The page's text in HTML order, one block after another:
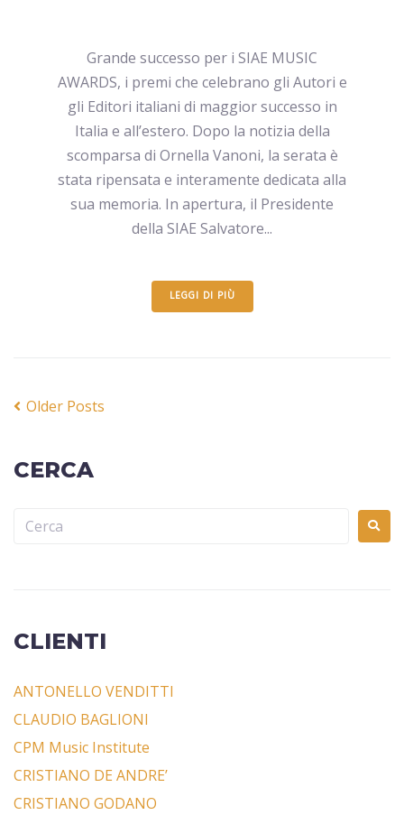
Grande successo per i SIAE MUSIC
AWARDS, i premi che celebrano gli Autori e
gli Editori italiani di maggior successo in
Italia e all’estero. Dopo la notizia della
scomparsa di Ornella Vanoni, la serata è
stata ripensata e interamente dedicata alla
sua memoria. In apertura, il Presidente
della SIAE Salvatore...
LEGGI DI PIÙ
Older Posts
CERCA
CLIENTI
ANTONELLO VENDITTI
CLAUDIO BAGLIONI
CPM Music Institute
CRISTIANO DE ANDRE’
CRISTIANO GODANO